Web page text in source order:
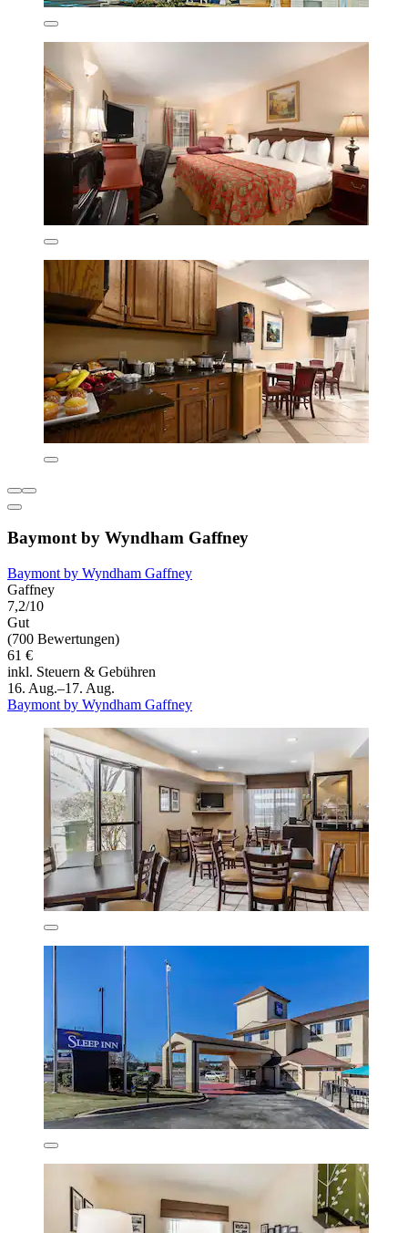
Baymont by Wyndham Gaffney
Baymont by Wyndham Gaffney
Gaffney
7,2/10
Gut
(700 Bewertungen)
61 €
inkl. Steuern & Gebühren
16. Aug.–17. Aug.
Baymont by Wyndham Gaffney